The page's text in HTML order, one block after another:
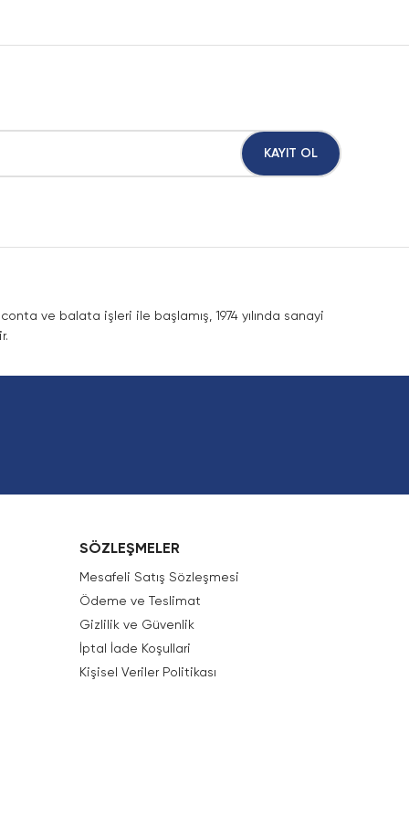
KAYIT OL
ve balata işleri ile başlamış, 1974 yılında sanayi
SÖZLEŞMELER
Mesafeli Satış Sözleşmesi
Ödeme ve Teslimat
Gizlilik ve Güvenlik
İptal İade Koşullari
Kişisel Veriler Politikası